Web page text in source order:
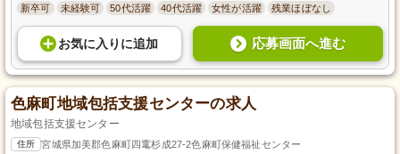
新卒可 未経験可 50代活躍 40代活躍 女性が活躍 残業ほぼなし
お気に入り に追加 応募画面へ進む
色麻町地域包括支援センターの求人
地域包括支援センター
住所 宮城県加美郡色麻町四竃杉成27-2色麻町保健福祉センター